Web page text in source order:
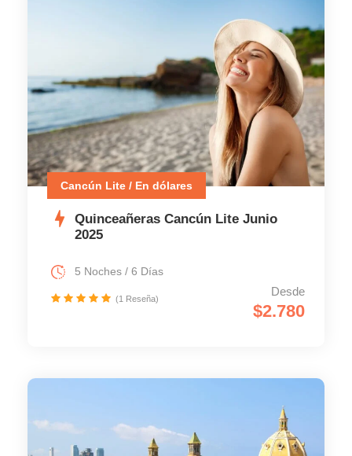
Cancún Lite / En dólares
Quinceañeras Cancún Lite Junio
2025
Desde
$2.780
5 Noches / 6 Días
(1 Reseña)